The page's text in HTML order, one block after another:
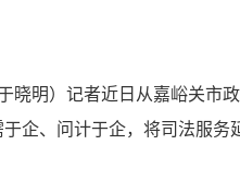
于晓明）记者近日从嘉峪关
企、问计于企，将司法服务